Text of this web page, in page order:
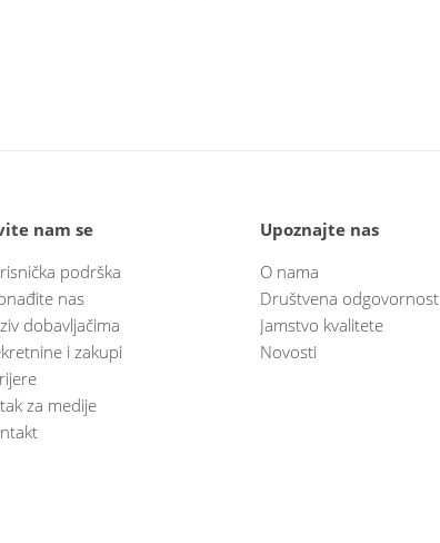
nam se
podrška
nas
dobavljačima
i zakupi
za medije
Upoznajte nas
O nama
Društvena odgovornost
Jamstvo kvalitete
Novosti